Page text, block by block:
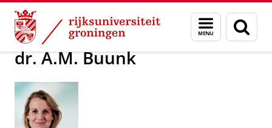
Skip
Content
Skip
Navigation
Menu
en
zoeken
Over ons dr. A.M. Buunk
dr. A.M. Buunk